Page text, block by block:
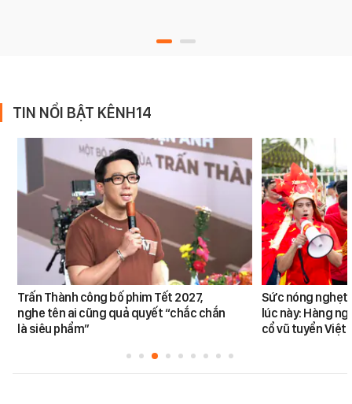
TIN NỔI BẬT KÊNH14
Trấn Thành công bố phim Tết 2027,
nghe tên ai cũng quả quyết “chắc chắn
là siêu phẩm”
Sức nóng nghẹt
lúc này: Hàng
cổ vũ tuyển